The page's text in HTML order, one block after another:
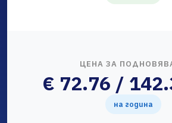
ЦЕНА ЗА
€ 72.76 /
на година